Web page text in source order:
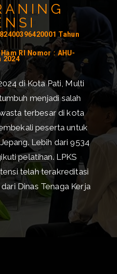
Tahun
RI Nomor : AHU-
2024
di Kota Pati, Multi
menjadi salah
terbesar di kota
peserta untuk
Lebih dari 9534
pelatihan. LPKS
telah terakreditasi
Dinas Tenaga Kerja